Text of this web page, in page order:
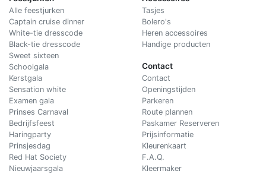
Alle feestjurken
Captain cruise dinner
White-tie dresscode
Black-tie dresscode
Sweet sixteen
Schoolgala
Kerstgala
Sensation white
Examen gala
Prinses Carnaval
Bedrijfsfeest
Haringparty
Prinsjesdag
Red Hat Society
Nieuwjaarsgala
Tasjes
Bolero's
Heren accessoires
Handige producten
Contact
Contact
Openingstijden
Parkeren
Route plannen
Paskamer Reserveren
Prijsinformatie
Kleurenkaart
F.A.Q.
Kleermaker